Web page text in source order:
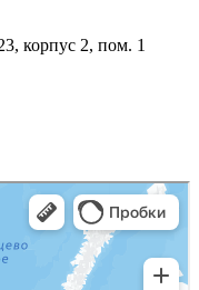
корпус 2, пом. 1